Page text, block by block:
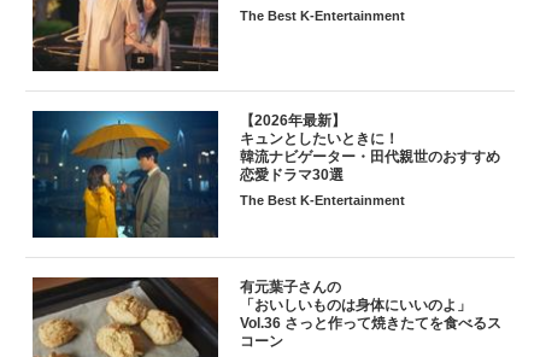
The Best K-Entertainment
【2026年最新】
キュンとしたいときに！
韓流ナビゲーター・田代親世のおすすめ
恋愛ドラマ30選
The Best K-Entertainment
有元葉子さんの
「おいしいものは身体にいいのよ」
Vol.36 さっと作って焼きたてを食べるス
コーン